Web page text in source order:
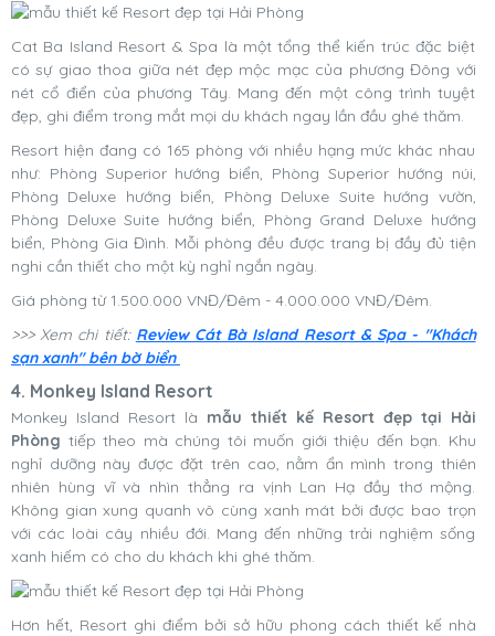
Cat Ba Island Resort & Spa là một tổng thể kiến trúc đặc biệt
có sự giao thoa giữa nét đẹp mộc mạc của phương Đông với
nét cổ điển của phương Tây. Mang đến một công trình tuyệt
đẹp, ghi điểm trong mắt mọi du khách ngay lần đầu ghé thăm.
Resort hiện đang có 165 phòng với nhiều hạng mức khác nhau
như: Phòng Superior hướng biển, Phòng Superior hướng núi,
Phòng Deluxe hướng biển, Phòng Deluxe Suite hướng vườn,
Phòng Deluxe Suite hướng biển, Phòng Grand Deluxe hướng
biển, Phòng Gia Đình. Mỗi phòng đều được trang bị đầy đủ tiện
nghi cần thiết cho một kỳ nghỉ ngắn ngày.
Giá phòng từ 1.500.000 VNĐ/Đêm - 4.000.000 VNĐ/Đêm.
>>> Xem chi tiết: Review Cát Bà Island Resort & Spa - "Khách
sạn xanh" bên bờ biển
4. Monkey Island Resort
Monkey Island Resort là mẫu thiết kế Resort đẹp tại Hải
Phòng tiếp theo mà chúng tôi muốn giới thiệu đến bạn. Khu
nghỉ dưỡng này được đặt trên cao, nằm ẩn mình trong thiên
nhiên hùng vĩ và nhìn thẳng ra vịnh Lan Hạ đầy thơ mộng.
Không gian xung quanh vô cùng xanh mát bởi được bao trọn
với các loài cây nhiều đới. Mang đến những trải nghiệm sống
xanh hiếm có cho du khách khi ghé thăm.
Hơn hết, Resort ghi điểm bởi sở hữu phong cách thiết kế nhà